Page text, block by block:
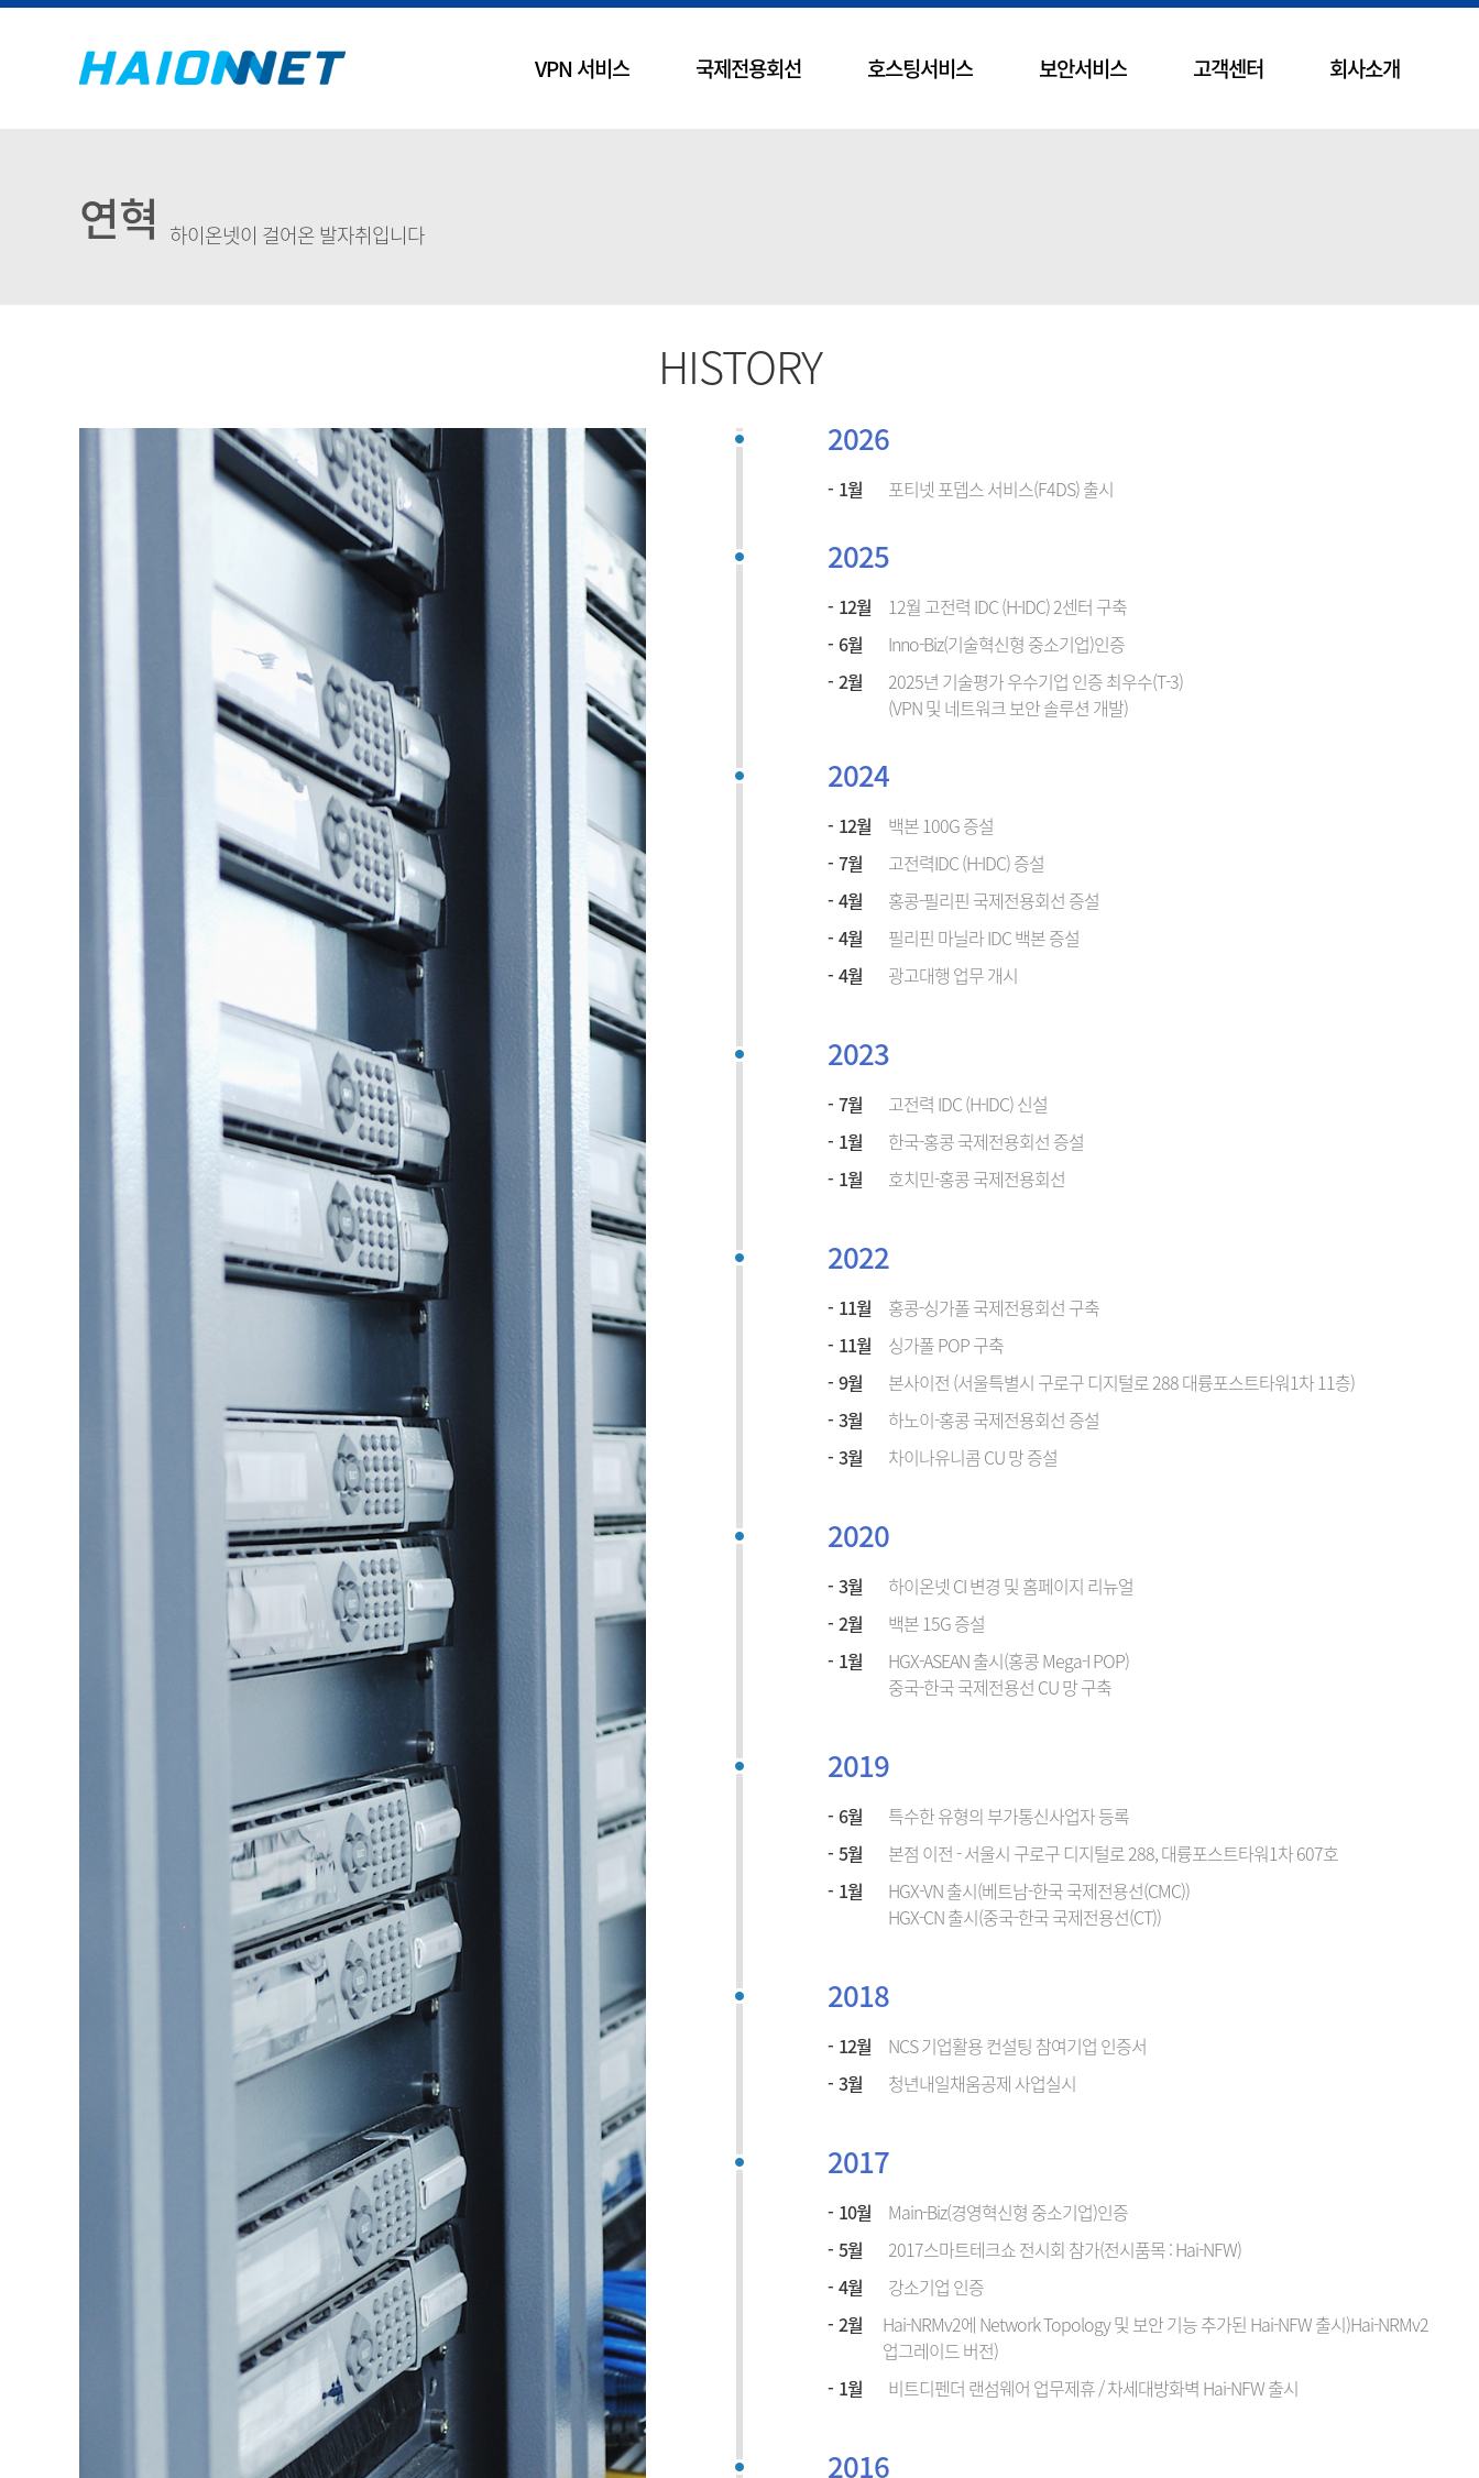
VPN 서비스 국제전용회선 호스팅서비스 보안서비스 고객센터 회사소개
연혁 하이온넷이 걸어온 발자취입니다
HISTORY
2026
1월 포티넷 포뎁스 서비스(F4DS) 출시
2025
12월
12월 고전력 IDC (H-IDC) 2센터 구축
6월
Inno-Biz(기술혁신형 중소기업)인증
2월
2025년 기술평가 우수기업 인증 최우수(T-3)
(VPN 및 네트워크 보안 솔루션 개발)
2024
12월
백본 100G 증설
7월
고전력IDC (H-IDC) 증설
4월
홍콩-필리핀 국제전용회선 증설
4월
필리핀 마닐라 IDC 백본 증설
4월
광고대행 업무 개시
2023
7월
고전력 IDC (H-IDC) 신설
1월
한국-홍콩 국제전용회선 증설
1월
호치민-홍콩 국제전용회선
2022
11월
홍콩-싱가폴 국제전용회선 구축
11월
싱가폴 POP 구축
9월
본사이전 (서울특별시 구로구 디지털로 288 대륭포스트타워1차 11층)
3월
하노이-홍콩 국제전용회선 증설
3월
차이나유니콤 CU 망 증설
2020
3월
하이온넷 CI 변경 및 홈페이지 리뉴얼
2월
백본 15G 증설
1월
HGX-ASEAN 출시(홍콩 Mega-I POP)
중국-한국 국제전용선 CU 망 구축
2019
6월
특수한 유형의 부가통신사업자 등록
5월
본점 이전 - 서울시 구로구 디지털로 288, 대륭포스트타워1차 607호
1월
HGX-VN 출시(베트남-한국 국제전용선(CMC))
HGX-CN 출시(중국-한국 국제전용선(CT))
2018
12월
NCS 기업활용 컨설팅 참여기업 인증서
3월
청년내일채움공제 사업실시
2017
10월
Main-Biz(경영혁신형 중소기업)인증
5월
2017스마트테크쇼 전시회 참가(전시품목 : Hai-NFW)
4월
강소기업 인증
2월
Hai-NRMv2에 Network Topology 및 보안 기능 추가된 Hai-NFW 출시)Hai-NRMv2
업그레이드 버전)
1월
비트디펜더 랜섬웨어 업무제휴 / 차세대방화벽 Hai-NFW 출시
2016